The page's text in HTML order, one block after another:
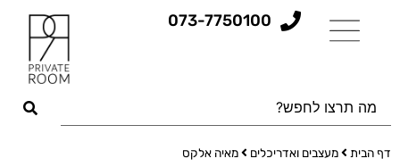
073-7750100
דף הבית מעצבים ואדריכלים מאיה אלקס